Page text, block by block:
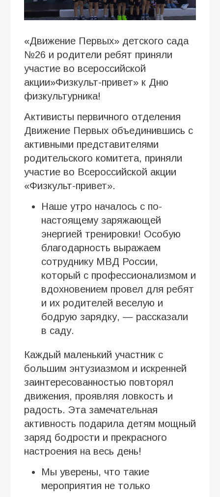
«Движение Первых» детского сада
№26 и родители ребят приняли
участие во всероссийской
акции»Физкульт-привет» к Дню
физкультурника!
Активисты первичного отделения
Движение Первых объединившись с
активными представителями
родительского комитета, приняли
участие во Всероссийской акции
«Физкульт-привет».
Наше утро началось с по-
настоящему заряжающей
энергией тренировки! Особую
благодарность выражаем
сотруднику МВД России,
который с профессионализмом и
вдохновением провел для ребят
и их родителей веселую и
бодрую зарядку, — рассказали
в саду.
Каждый маленький участник с
большим энтузиазмом и искренней
заинтересованностью повторял
движения, проявляя ловкость и
радость. Эта замечательная
активность подарила детям мощный
заряд бодрости и прекрасного
настроения на весь день!
Мы уверены, что такие
мероприятия не только